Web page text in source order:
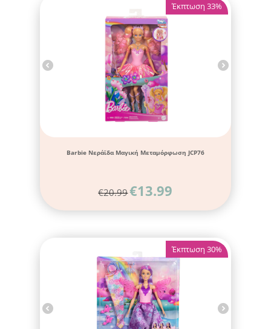
Έκπτωση 33%
Barbie Νεράϊδα Μαγική Μεταμόρφωση JCP76
€20.99€13.99
Έκπτωση 30%